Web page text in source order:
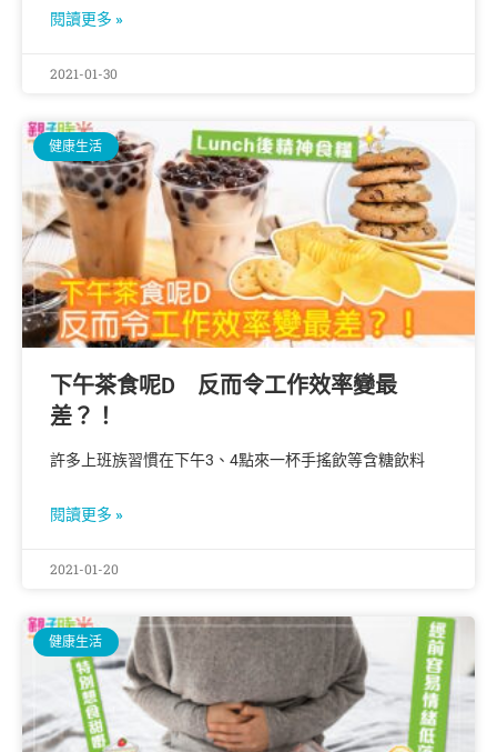
閱讀更多 »
2021-01-30
健康生活
下午茶食呢D 反而令工作效率變最
差？！
許多上班族習慣在下午3、4點來一杯手搖飲等含糖飲料
閱讀更多 »
2021-01-20
健康生活